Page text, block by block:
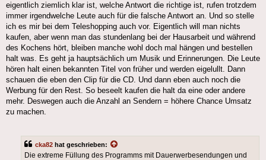
eigentlich ziemlich klar ist, welche Antwort die richtige ist, rufen trotzdem
immer irgendwelche Leute auch für die falsche Antwort an. Und so stelle
ich es mir bei dem Teleshopping auch vor. Eigentlich will man nichts
kaufen, aber wenn man das stundenlang bei der Hausarbeit und während
des Kochens hört, bleiben manche wohl doch mal hängen und bestellen
halt was. Es geht ja hauptsächlich um Musik und Erinnerungen. Die Leute
hören halt einen bekannten Titel von früher und werden eigelullt. Dann
schauen die eben den Clip für die CD. Und dann eben auch noch die
Werbung für den Rest. So beseelt kaufen die halt da eine oder andere
mehr. Deswegen auch die Anzahl an Sendern = höhere Chance Umsatz
zu machen.
cka82 hat geschrieben:
Die extreme Füllung des Programms mit Dauerwerbesendungen und